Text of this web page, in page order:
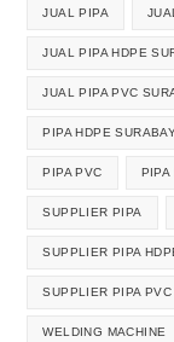
JUAL PIPA
JUAL PIPA HDPE
JUAL PIPA PVC
PIPA HDPE
PIPA PVC PIPA
SUPPLIER PIPA
SUPPLIER PIPA
SUPPLIER PIPA PVC
WELDING MACHINE